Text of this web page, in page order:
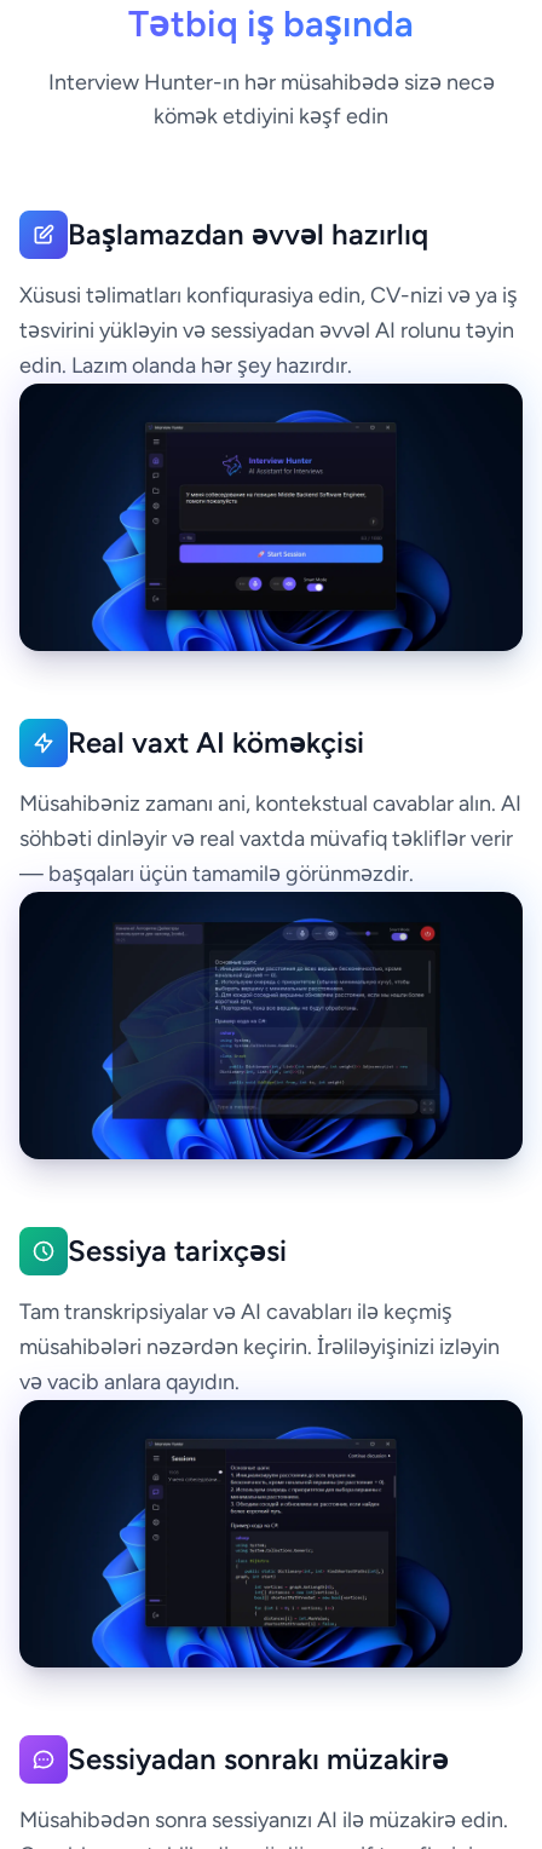
Tətbiq iş başında
Interview Hunter-ın hər müsahibədə sizə necə
kömək etdiyini kəşf edin
Başlamazdan əvvəl hazırlıq
Xüsusi təlimatları konfiqurasiya edin, CV-nizi və ya iş
təsvirini yükləyin və sessiyadan əvvəl AI rolunu təyin
edin. Lazım olanda hər şey hazırdır.
Real vaxt AI köməkçisi
Müsahibəniz zamanı ani, kontekstual cavablar alın. AI
söhbəti dinləyir və real vaxtda müvafiq təkliflər verir
— başqaları üçün tamamilə görünməzdir.
Sessiya tarixçəsi
Tam transkripsiyalar və AI cavabları ilə keçmiş
müsahibələri nəzərdən keçirin. İrəliləyişinizi izləyin
və vacib anlara qayıdın.
Sessiyadan sonrakı müzakirə
Müsahibədən sonra sessiyanızı AI ilə müzakirə edin.